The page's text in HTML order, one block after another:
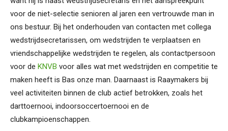
voor de niet-selectie senioren al jaren een vertrouwde man in
ons bestuur. Bij het onderhouden van contacten met collega
wedstrijdsecretarissen, om wedstrijden te verplaatsen en
vriendschappelijke wedstrijden te regelen, als contactpersoon
voor de KNVB voor alles wat met wedstrijden en competitie te
maken heeft is Bas onze man. Daarnaast is Raaymakers bij
veel activiteiten binnen de club actief betrokken, zoals het
darttoernooi, indoorsoccertoernooi en de
clubkampioenschappen.